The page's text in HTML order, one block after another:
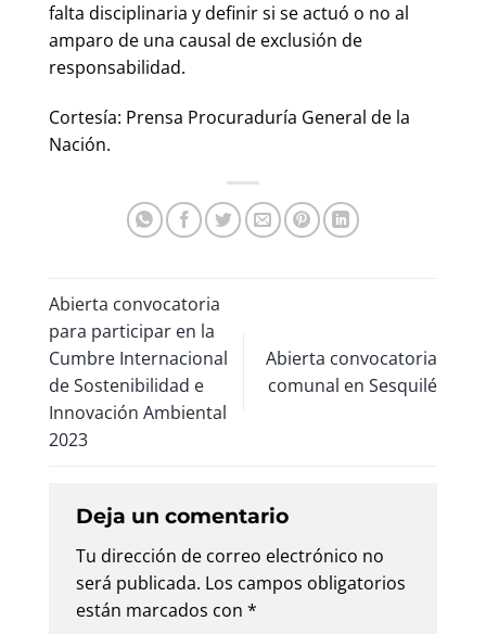
falta disciplinaria y definir si se actuó o no al
amparo de una causal de exclusión de
responsabilidad.
Cortesía: Prensa Procuraduría General de la
Nación.
Abierta convocatoria
para participar en la
Cumbre Internacional
de Sostenibilidad e
Innovación Ambiental
2023
Abierta convocatoria
comunal en Sesquilé
Deja un comentario
Tu dirección de correo electrónico no
será publicada. Los campos obligatorios
están marcados con *